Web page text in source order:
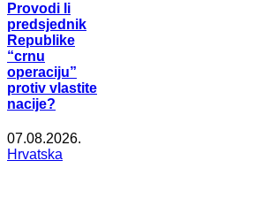
Provodi li
predsjednik
Republike
“crnu
operaciju”
protiv vlastite
nacije?
07.08.2026.
Hrvatska